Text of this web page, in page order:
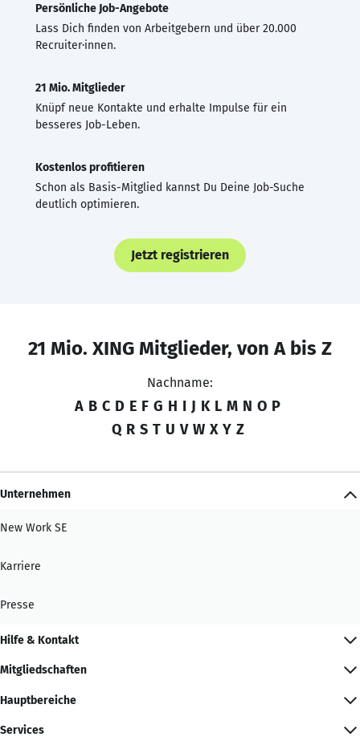
Persönliche Job-Angebote
Lass Dich finden von Arbeitgebern und über 20.000
Recruiter·innen.
21 Mio. Mitglieder
Knüpf neue Kontakte und erhalte Impulse für ein
besseres Job-Leben.
Kostenlos profitieren
Schon als Basis-Mitglied kannst Du Deine Job-Suche
deutlich optimieren.
Jetzt registrieren
21 Mio. XING Mitglieder, von A bis Z
Nachname:
A B C D E F G H I J K L M N O P
Q R S T U V W X Y Z
Unternehmen
New Work SE
Karriere
Presse
Hilfe & Kontakt
Mitgliedschaften
Hauptbereiche
Services